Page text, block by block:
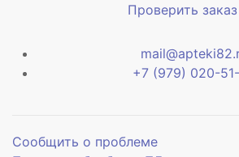
Проверить заказ
+7 (979) 020-
Сообщить о проблеме